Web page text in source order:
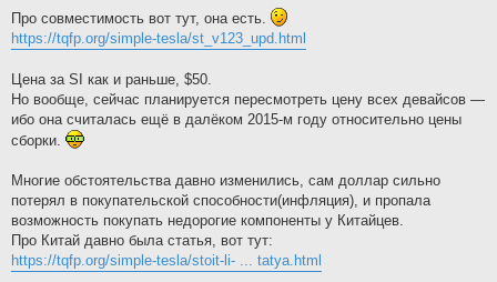
Про совместимость вот тут, она есть.
https://tqfp.org/simple-tesla/st_v123_upd.html
Цена за SI как и раньше, $50.
Но вообще, сейчас планируется пересмотреть цену всех девайсов —
ибо она считалась ещё в далёком 2015-м году относительно цены
сборки.
Многие обстоятельства давно изменились, сам доллар сильно
потерял в покупательской способности(инфляция), и пропала
возможность покупать недорогие компоненты у Китайцев.
Про Китай давно была статья, вот тут:
https://tqfp.org/simple-tesla/stoit-li- ... tatya.html